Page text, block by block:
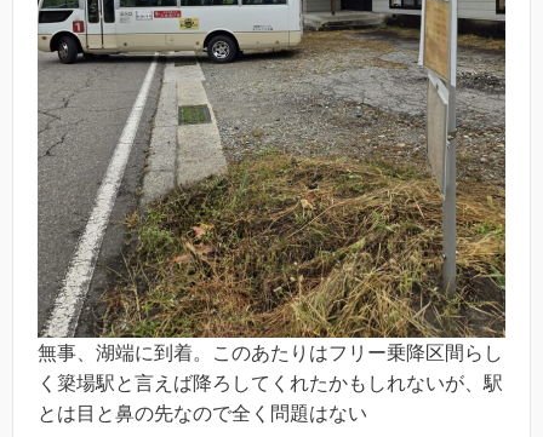
無事、湖端に到着。このあたりはフリー乗降区間らし
く簗場駅と言えば降ろしてくれたかもしれないが、駅
とは目と鼻の先なので全く問題はない